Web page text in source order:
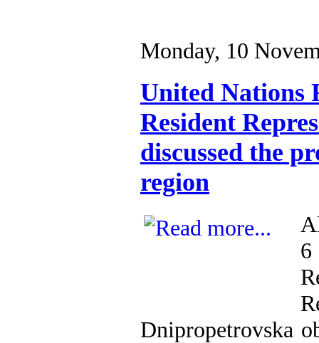
Monday, 10
United Nations
Resident
discussed the
region
Dnipropetrovska